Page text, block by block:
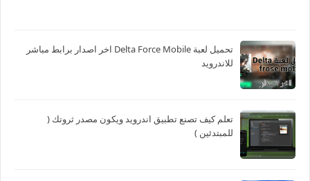
تحميل لعبة Delta Force Mobile اخر اصدار برابط مباشر
للاندرويد
تعلم كيف تصنع تطبيق اندرويد ويكون مصدر ثروتك (
للمبتدئين )